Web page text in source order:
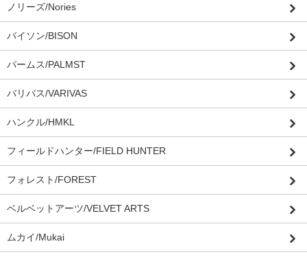
ノリーズ/Nories
バイソン/BISON
パームス/PALMST
バリバス/VARIVAS
ハンクル/HMKL
フィールドハンター/FIELD HUNTER
フォレスト/FOREST
ベルベットアーツ/VELVET ARTS
ムカイ/Mukai